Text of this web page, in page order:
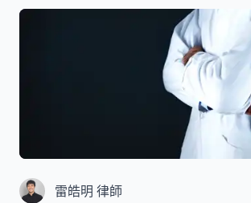
雷皓明 律師